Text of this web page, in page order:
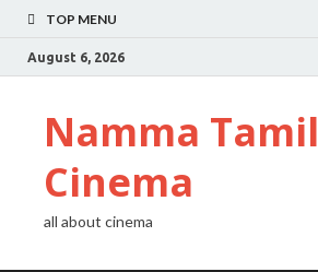
TOP MENU
August 6, 2026
Namma Tamil
Cinema
all about cinema